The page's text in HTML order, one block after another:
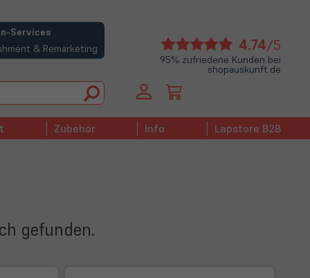
Services
& Remarketing 4.74/5
95% zufriedene Kunden bei
shopauskunft.de
Zubehör Info Lapstore B2B
gefunden.